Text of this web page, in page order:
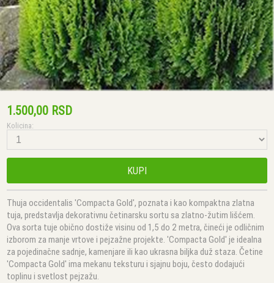
1.500,00 RSD
Kolicina:
KUPI
Thuja occidentalis 'Compacta Gold', poznata i kao kompaktna zlatna
tuja, predstavlja dekorativnu četinarsku sortu sa zlatno-žutim lišćem.
Ova sorta tuje obično dostiže visinu od 1,5 do 2 metra, čineći je odličnim
izborom za manje vrtove i pejzažne projekte. 'Compacta Gold' je idealna
za pojedinačne sadnje, kamenjare ili kao ukrasna biljka duž staza. Četine
'Compacta Gold' ima mekanu teksturu i sjajnu boju, često dodajući
toplinu i svetlost pejzažu.